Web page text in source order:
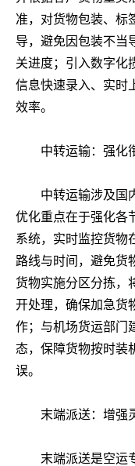
准，对货物包装、标
导，避免因包装不当
关进度；引入数字化
信息快速录入、实时
效率。
中转运输：强化
中转运输涉及国内
优化重点在于强化各
系统，实时监控货物
路线与时间，避免货
货物实施分区分拣，
开处理，确保加急货
作；与机场货运部门
态，保障货物按时装
误。
末端派送：增强
末端派送是空运专